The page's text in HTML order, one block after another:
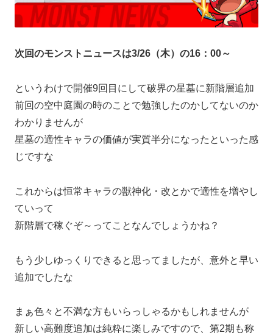
次回のモンストニュースは3/26（木）の16：00～
というわけで開催9回目にして破界の星墓に新階層追加
前回の空中庭園の時のことで勉強したのかしてないのか
わかりませんが
星墓の適性キャラの価値が実質半分になったといった感
じですな
これからは恒常キャラの獣神化・改とかで適性を増やし
ていって
新階層で稼ぐぞ～ってことなんでしょうかね？
もう少しゆっくりできると思ってましたが、意外と早い
追加でしたな
まぁ色々と不満な方もいらっしゃるかもしれませんが
新しい高難度追加は純粋に楽しみですので、第2期も称